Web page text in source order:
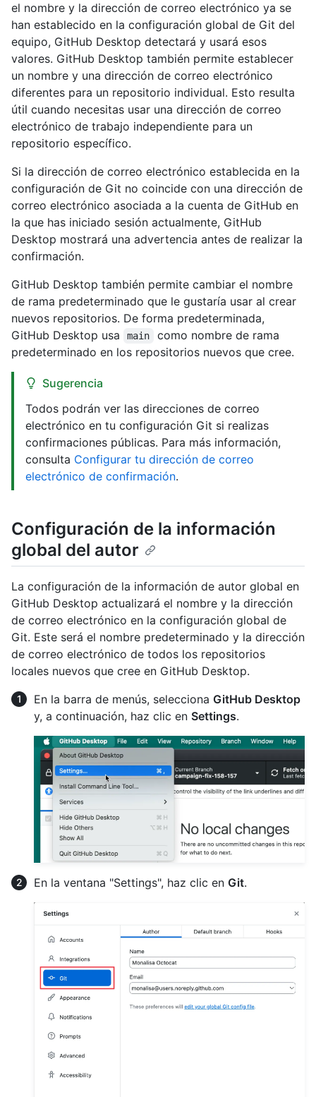
el nombre y la dirección de correo electrónico ya se
han establecido en la configuración global de Git del
equipo, GitHub Desktop detectará y usará esos
valores. GitHub Desktop también permite establecer
un nombre y una dirección de correo electrónico
diferentes para un repositorio individual. Esto resulta
útil cuando necesitas usar una dirección de correo
electrónico de trabajo independiente para un
repositorio específico.
Si la dirección de correo electrónico establecida en la
configuración de Git no coincide con una dirección de
correo electrónico asociada a la cuenta de GitHub en
la que has iniciado sesión actualmente, GitHub
Desktop mostrará una advertencia antes de realizar la
confirmación.
GitHub Desktop también permite cambiar el nombre
de rama predeterminado que le gustaría usar al crear
nuevos repositorios. De forma predeterminada,
GitHub Desktop usa
main
como nombre de rama
predeterminado en los repositorios nuevos que cree.
Sugerencia
Todos podrán ver las direcciones de correo
electrónico en tu configuración Git si realizas
confirmaciones públicas. Para más información,
consulta Configurar tu dirección de correo
electrónico de confirmación.
Configuración de la información
global del autor
La configuración de la información de autor global en
GitHub Desktop actualizará el nombre y la dirección
de correo electrónico en la configuración global de
Git. Este será el nombre predeterminado y la dirección
de correo electrónico de todos los repositorios
locales nuevos que cree en GitHub Desktop.
En la barra de menús, selecciona GitHub Desktop
y, a continuación, haz clic en Settings.
En la ventana "Settings", haz clic en Git.